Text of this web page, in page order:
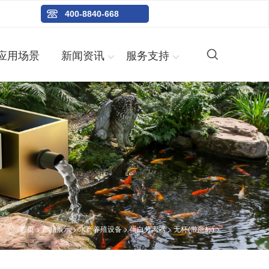
400-8840-668
用场景 新闻资讯 服务支持
首页>产品展示>水产养殖设备>蛋白分离器>无杯(带商标)>